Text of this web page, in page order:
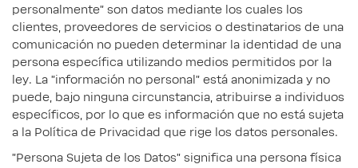
personalmente" son datos mediante los cuales los
clientes, proveedores de servicios o destinatarios de una
comunicación no pueden determinar la identidad de una
persona específica utilizando medios permitidos por la
ley. La "información no personal" está anonimizada y no
puede, bajo ninguna circunstancia, atribuirse a individuos
específicos, por lo que es información que no está sujeta
a la Política de Privacidad que rige los datos personales.
"Persona Sujeta de los Datos" significa una persona física